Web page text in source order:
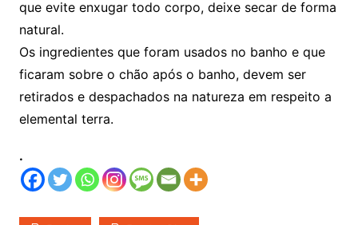
que evite enxugar todo corpo, deixe secar de forma
natural.
Os ingredientes que foram usados no banho e que
ficaram sobre o chão após o banho, devem ser
retirados e despachados na natureza em respeito a
elemental terra.
.